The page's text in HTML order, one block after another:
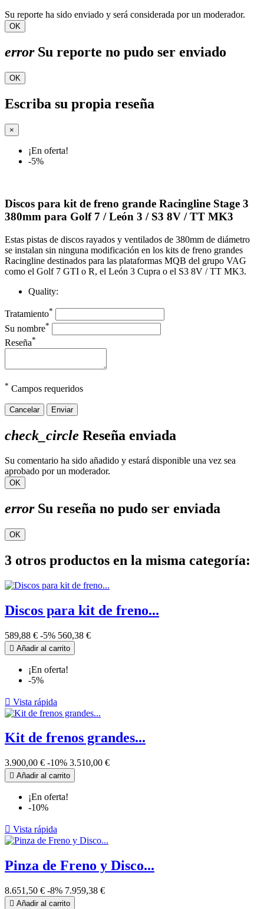
Su reporte ha sido enviado y será considerada por un moderador.
OK
errorSu reporte no pudo ser enviado
OK
Escriba su propia reseña
×
¡En oferta!
-5%
Discos para kit de freno grande Racingline Stage 3
380mm para Golf 7 / León 3 / S3 8V / TT MK3
Estas pistas de discos rayados y ventilados de 380mm de diámetro
se instalan sin ninguna modificación en los kits de freno grandes
Racingline destinados para las plataformas MQB del grupo VAG
como el Golf 7 GTI o R, el León 3 Cupra o el S3 8V / TT MK3.
Quality:
Tratamiento*
Su nombre*
Reseña*
* Campos requeridos
Cancelar Enviar
check_circle Reseña enviada
Su comentario ha sido añadido y estará disponible una vez sea
aprobado por un moderador.
OK
errorSu reseña no pudo ser enviada
OK
3 otros productos en la misma categoría:
Discos para kit de freno...
589,88 € -5% 560,38 €
 Añadir al carrito
¡En oferta!
-5%
 Vista rápida
Kit de frenos grandes...
3.900,00 € -10% 3.510,00 €
 Añadir al carrito
¡En oferta!
-10%
 Vista rápida
Pinza de Freno y Disco...
8.651,50 € -8% 7.959,38 €
 Añadir al carrito